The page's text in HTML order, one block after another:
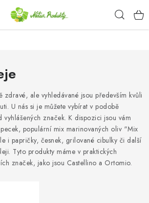
/ KEŠU OŘECHY
ZELENINA A KUKUŘICE /
/ CHIA SEMÍNKA
/ SLUNEČNICE LOUPANÁ
zdravé, ale vyhledávané jsou především kvůli
U nás si je můžete vybírat v podobě
vyhlášených značek. K dispozici jsou vám
populární mix marinovaných oliv "Mix
i papričky, česnek, grilované cibulky či další
Tyto produkty máme v praktických
značek, jako jsou Castellino a Ortomio.